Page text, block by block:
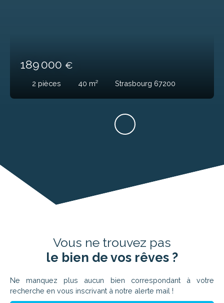
189 000 €
2 pièces 40 m² Strasbourg 67200
Vous ne trouvez pas
le bien de vos rêves ?
Ne manquez plus aucun bien correspondant à votre
recherche en vous inscrivant à notre alerte mail !